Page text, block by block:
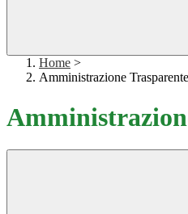
Home >
Amministrazione Trasparente